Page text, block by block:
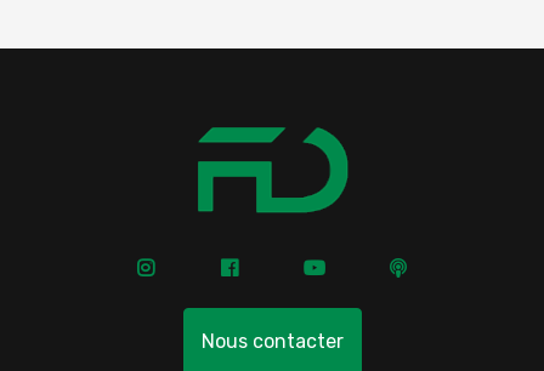
Nous contacter